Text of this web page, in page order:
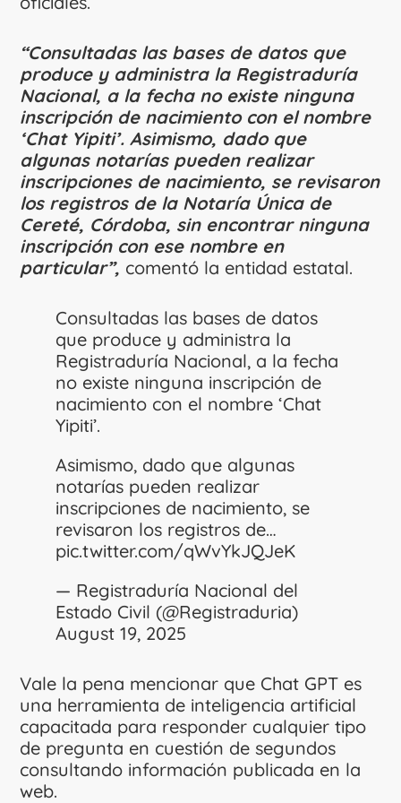
“Consultadas las bases de datos que
produce y administra la Registraduría
Nacional, a la fecha no existe ninguna
inscripción de nacimiento con el nombre
‘Chat Yipiti’. Asimismo, dado que
algunas notarías pueden realizar
inscripciones de nacimiento, se revisaron
los registros de la Notaría Única de
Cereté, Córdoba, sin encontrar ninguna
inscripción con ese nombre en
particular”, comentó la entidad estatal.
Consultadas las bases de datos
que produce y administra la
Registraduría Nacional, a la fecha
no existe ninguna inscripción de
nacimiento con el nombre ‘Chat
Yipiti’.
Asimismo, dado que algunas
notarías pueden realizar
inscripciones de nacimiento, se
revisaron los registros de…
pic.twitter.com/qWvYkJQJeK
— Registraduría Nacional del
Estado Civil (@Registraduria)
August 19, 2025
Vale la pena mencionar que Chat GPT es
una herramienta de inteligencia artificial
capacitada para responder cualquier tipo
de pregunta en cuestión de segundos
consultando información publicada en la
web.